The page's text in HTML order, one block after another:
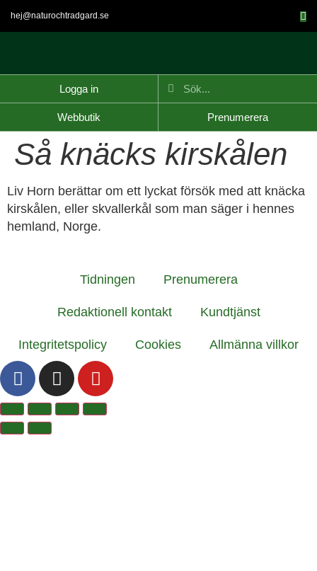
hej@naturochtradgard.se
Logga in
Webbutik Prenumerera
Så knäcks kirskålen
Liv Horn berättar om ett lyckat försök med att knäcka
kirskålen, eller skvallerkål som man säger i hennes
hemland, Norge.
Tidningen Prenumerera
Redaktionell kontakt Kundtjänst
Integritetspolicy Cookies Allmänna villkor